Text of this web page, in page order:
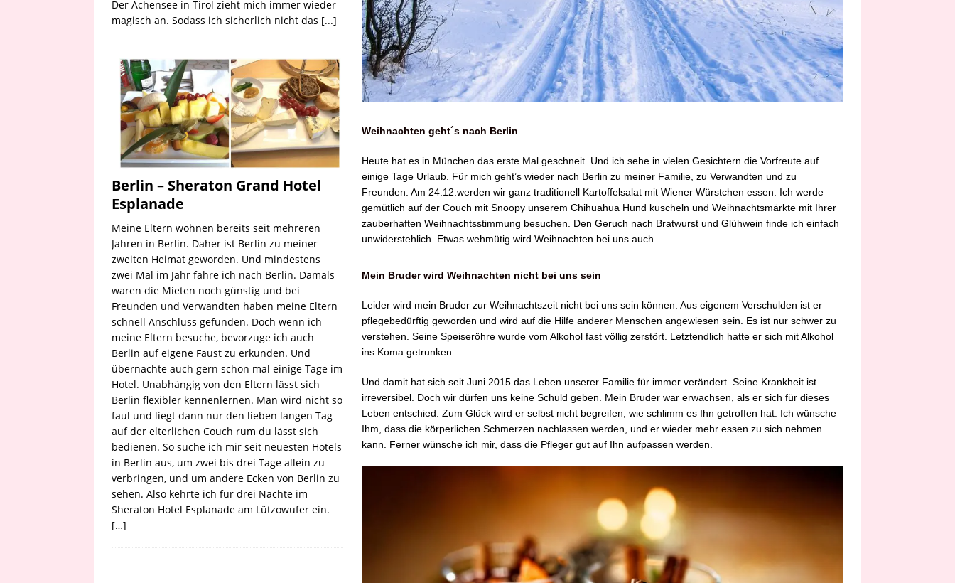
Weihnachten geht´s nach Berlin
Heute hat es in München das erste Mal geschneit. Und ich sehe in vielen Gesichtern die Vorfreute auf
einige Tage Urlaub. Für mich geht’s wieder nach Berlin zu meiner Familie, zu Verwandten und zu
Freunden. Am 24.12.werden wir ganz traditionell Kartoffelsalat mit Wiener Würstchen essen. Ich werde
gemütlich auf der Couch mit Snoopy unserem Chihuahua Hund kuscheln und Weihnachtsmärkte mit Ihrer
zauberhaften Weihnachtsstimmung besuchen. Den Geruch nach Bratwurst und Glühwein finde ich einfach
unwiderstehlich. Etwas wehmütig wird Weihnachten bei uns auch.
Mein Bruder wird Weihnachten nicht bei uns sein
Leider wird mein Bruder zur Weihnachtszeit nicht bei uns sein können. Aus eigenem Verschulden ist er
pflegebedürftig geworden und wird auf die Hilfe anderer Menschen angewiesen sein. Es ist nur schwer zu
verstehen. Seine Speiseröhre wurde vom Alkohol fast völlig zerstört. Letztendlich hatte er sich mit Alkohol
ins Koma getrunken.
Und damit hat sich seit Juni 2015 das Leben unserer Familie für immer verändert. Seine Krankheit ist
irreversibel. Doch wir dürfen uns keine Schuld geben. Mein Bruder war erwachsen, als er sich für dieses
Leben entschied. Zum Glück wird er selbst nicht begreifen, wie schlimm es Ihn getroffen hat. Ich wünsche
Ihm, dass die körperlichen Schmerzen nachlassen werden, und er wieder mehr essen zu sich nehmen
kann. Ferner wünsche ich mir, dass die Pfleger gut auf Ihn aufpassen werden.
Der Achensee in Tirol zieht mich immer wieder
magisch an. Sodass ich sicherlich nicht das [...]
Berlin – Sheraton Grand Hotel
Esplanade
Meine Eltern wohnen bereits seit mehreren
Jahren in Berlin. Daher ist Berlin zu meiner
zweiten Heimat geworden. Und mindestens
zwei Mal im Jahr fahre ich nach Berlin. Damals
waren die Mieten noch günstig und bei
Freunden und Verwandten haben meine Eltern
schnell Anschluss gefunden. Doch wenn ich
meine Eltern besuche, bevorzuge ich auch
Berlin auf eigene Faust zu erkunden. Und
übernachte auch gern schon mal einige Tage im
Hotel. Unabhängig von den Eltern lässt sich
Berlin flexibler kennenlernen. Man wird nicht so
faul und liegt dann nur den lieben langen Tag
auf der elterlichen Couch rum du lässt sich
bedienen. So suche ich mir seit neuesten Hotels
in Berlin aus, um zwei bis drei Tage allein zu
verbringen, und um andere Ecken von Berlin zu
sehen. Also kehrte ich für drei Nächte im
Sheraton Hotel Esplanade am Lützowufer ein.
[…]